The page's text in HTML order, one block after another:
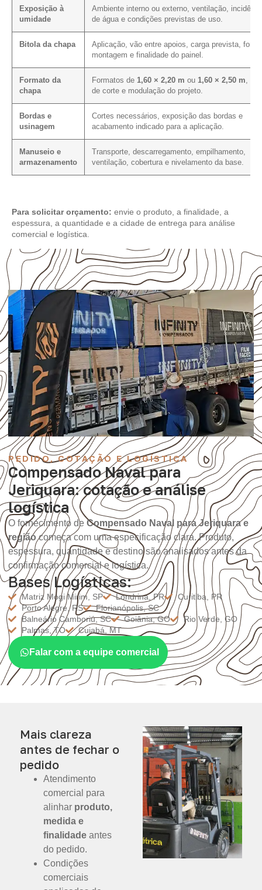
Exposição à
umidade
Ambiente interno ou externo, ventilação,
de água e condições previstas de uso.
Bitola da chapa
Aplicação, vão entre apoios, carga prevista,
montagem e finalidade do painel.
Formato da
chapa
Formatos de 1,60 × 2,20 m ou 1,60 × 2,50 m,
de corte e modulação do projeto.
Bordas e
usinagem
Cortes necessários, exposição das bordas e
acabamento indicado para a aplicação.
Manuseio e
armazenamento
Transporte, descarregamento, empilhamento,
ventilação, cobertura e nivelamento da base.
Para solicitar orçamento: envie o produto, a finalidade, a
espessura, a quantidade e a cidade de entrega para análise
comercial e logística.
PEDIDO, COTAÇÃO E LOGÍSTICA
Compensado Naval para
Jeriquara: cotação e análise
logística
O fornecimento de Compensado Naval para Jeriquara e
regiãocomeça com uma especificação clara. Produto,
espessura, quantidade e destino são analisados antes da
confirmação comercial e logística.
Bases Logísticas:
Matriz Mogi Mirim, SP Londrina, PR
Curitiba, PR
Porto Alegre, RS
Florianópolis, SC
Balneário Camboriú, SC
Goiânia, GO
Rio Verde, GO
Palmas, TO
Cuiabá, MT
Falar com a equipe comercial
Mais clareza
antes de fechar o
pedido
Atendimento
comercial para
alinhar produto,
medida e
finalidade antes
do pedido.
Condições
comerciais